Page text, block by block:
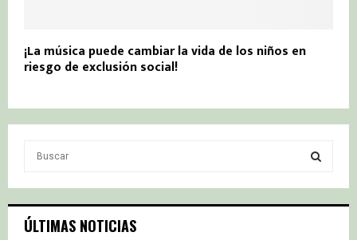
¡La música puede cambiar la vida de los niños en
riesgo de exclusión social!
c
h
S
ÚLTIMAS NOTICIAS